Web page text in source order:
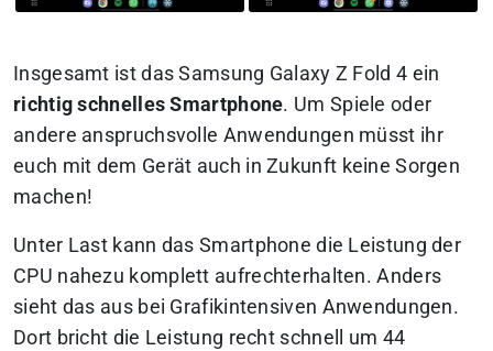
Insgesamt ist das Samsung Galaxy Z Fold 4 ein
richtig schnelles Smartphone. Um Spiele oder
andere anspruchsvolle Anwendungen müsst ihr
euch mit dem Gerät auch in Zukunft keine Sorgen
machen!
Unter Last kann das Smartphone die Leistung der
CPU nahezu komplett aufrechterhalten. Anders
sieht das aus bei Grafikintensiven Anwendungen.
Dort bricht die Leistung recht schnell um 44